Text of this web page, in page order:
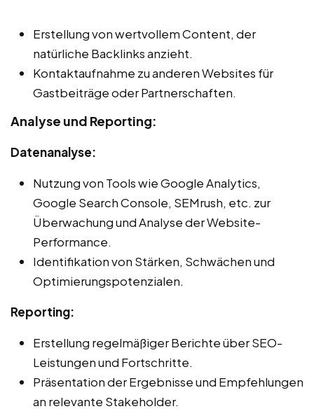
Erstellung von wertvollem Content, der
natürliche Backlinks anzieht.
Kontaktaufnahme zu anderen Websites für
Gastbeiträge oder Partnerschaften.
Analyse und Reporting:
Datenanalyse:
Nutzung von Tools wie Google Analytics,
Google Search Console, SEMrush, etc. zur
Überwachung und Analyse der Website-
Performance.
Identifikation von Stärken, Schwächen und
Optimierungspotenzialen.
Reporting:
Erstellung regelmäßiger Berichte über SEO-
Leistungen und Fortschritte.
Präsentation der Ergebnisse und Empfehlungen
an relevante Stakeholder.